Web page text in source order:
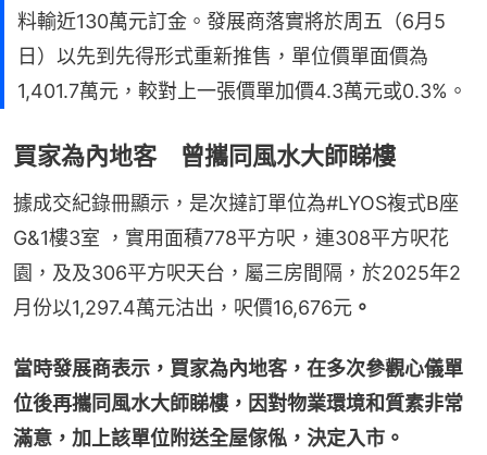
料輸近130萬元訂金。發展商落實將於周五（6月5
日）以先到先得形式重新推售，單位價單面價為
1,401.7萬元，較對上一張價單加價4.3萬元或0.3%。
買家為內地客 曾攜同風水大師睇樓
據成交紀錄冊顯示，是次撻訂單位為#LYOS複式B座
G&1樓3室 ，實用面積778平方呎，連308平方呎花
園，及及306平方呎天台，屬三房間隔，於2025年2
月份以1,297.4萬元沽出，呎價16,676元 。
當時發展商表示，買家為內地客，在多次參觀心儀單
位後再攜同風水大師睇樓，因對物業環境和質素非常
滿意，加上該單位附送全屋傢俬，決定入市。